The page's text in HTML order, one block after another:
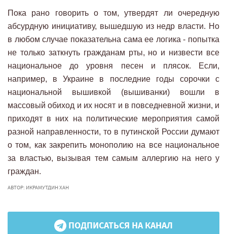
Пока рано говорить о том, утвердят ли очередную
абсурдную инициативу, вышедшую из недр власти. Но
в любом случае показательна сама ее логика - попытка
не только заткнуть гражданам рты, но и низвести все
национальное до уровня песен и плясок. Если,
например, в Украине в последние годы сорочки с
национальной вышивкой (вышиванки) вошли в
массовый обиход и их носят и в повседневной жизни, и
приходят в них на политические мероприятия самой
разной направленности, то в путинской России думают
о том, как закрепить монополию на все национальное
за властью, вызывая тем самым аллергию на него у
граждан.
АВТОР: ИКРАМУТДИН ХАН
ПОДПИСАТЬСЯ НА КАНАЛ